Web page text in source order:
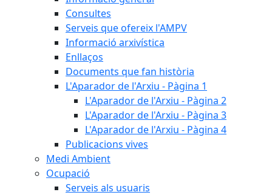
Consultes
Serveis que ofereix l'AMPV
Informació arxivística
Enllaços
Documents que fan història
L'Aparador de l'Arxiu - Pàgina 1
L'Aparador de l'Arxiu - Pàgina 2
L'Aparador de l'Arxiu - Pàgina 3
L'Aparador de l'Arxiu - Pàgina 4
Publicacions vives
Medi Ambient
Ocupació
Serveis als usuaris